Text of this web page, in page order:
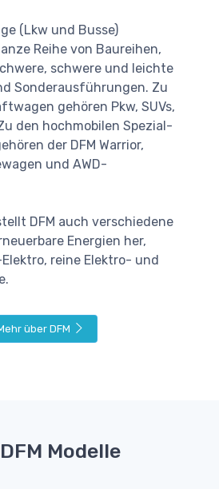
(Lkw und Busse)
Reihe von Baureihen,
schwere und leichte
Sonderausführungen. Zu
gehören Pkw, SUVs,
den hochmobilen Spezial-
der DFM Warrior,
und AWD-
DFM auch verschiedene
Energien her,
reine Elektro- und
über DFM
Modelle